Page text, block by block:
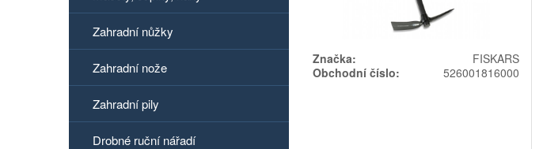
Značka:
FISKARS
Obchodní číslo:
526001816000
Zahradní nůžky
Zahradní nože
Zahradní pily
Drobné ruční nářadí